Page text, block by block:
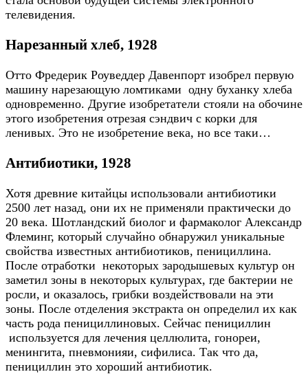
телевидения.
Нарезанный хлеб, 1928
Отто Фредерик Роуведдер Давенпорт изобрел первую
машину нарезающую ломтиками одну буханку хлеба
одновременно. Другие изобретатели стояли на обочине
этого изобретения отрезая сэндвич с корки для
ленивых. Это не изобретение века, но все таки…
Антибиотики, 1928
Хотя древние китайцы использовали антибиотики
2500 лет назад, они их не применяли практически до
20 века. Шотландский биолог и фармаколог Александр
Флеминг, который случайно обнаружил уникальные
свойства известных антибиотиков, пенициллина.
После отработки некоторых зародышевых культур он
заметил зоны в некоторых культурах, где бактерии не
росли, и оказалось, грибки воздействовали на эти
зоны. После отделения экстракта он определил их как
часть рода пенициллиновых. Сейчас пенициллин
используется для лечения целлюлита, гонореи,
менингита, пневмонияи, сифилиса. Так что да,
пенициллин это хороший антибиотик.